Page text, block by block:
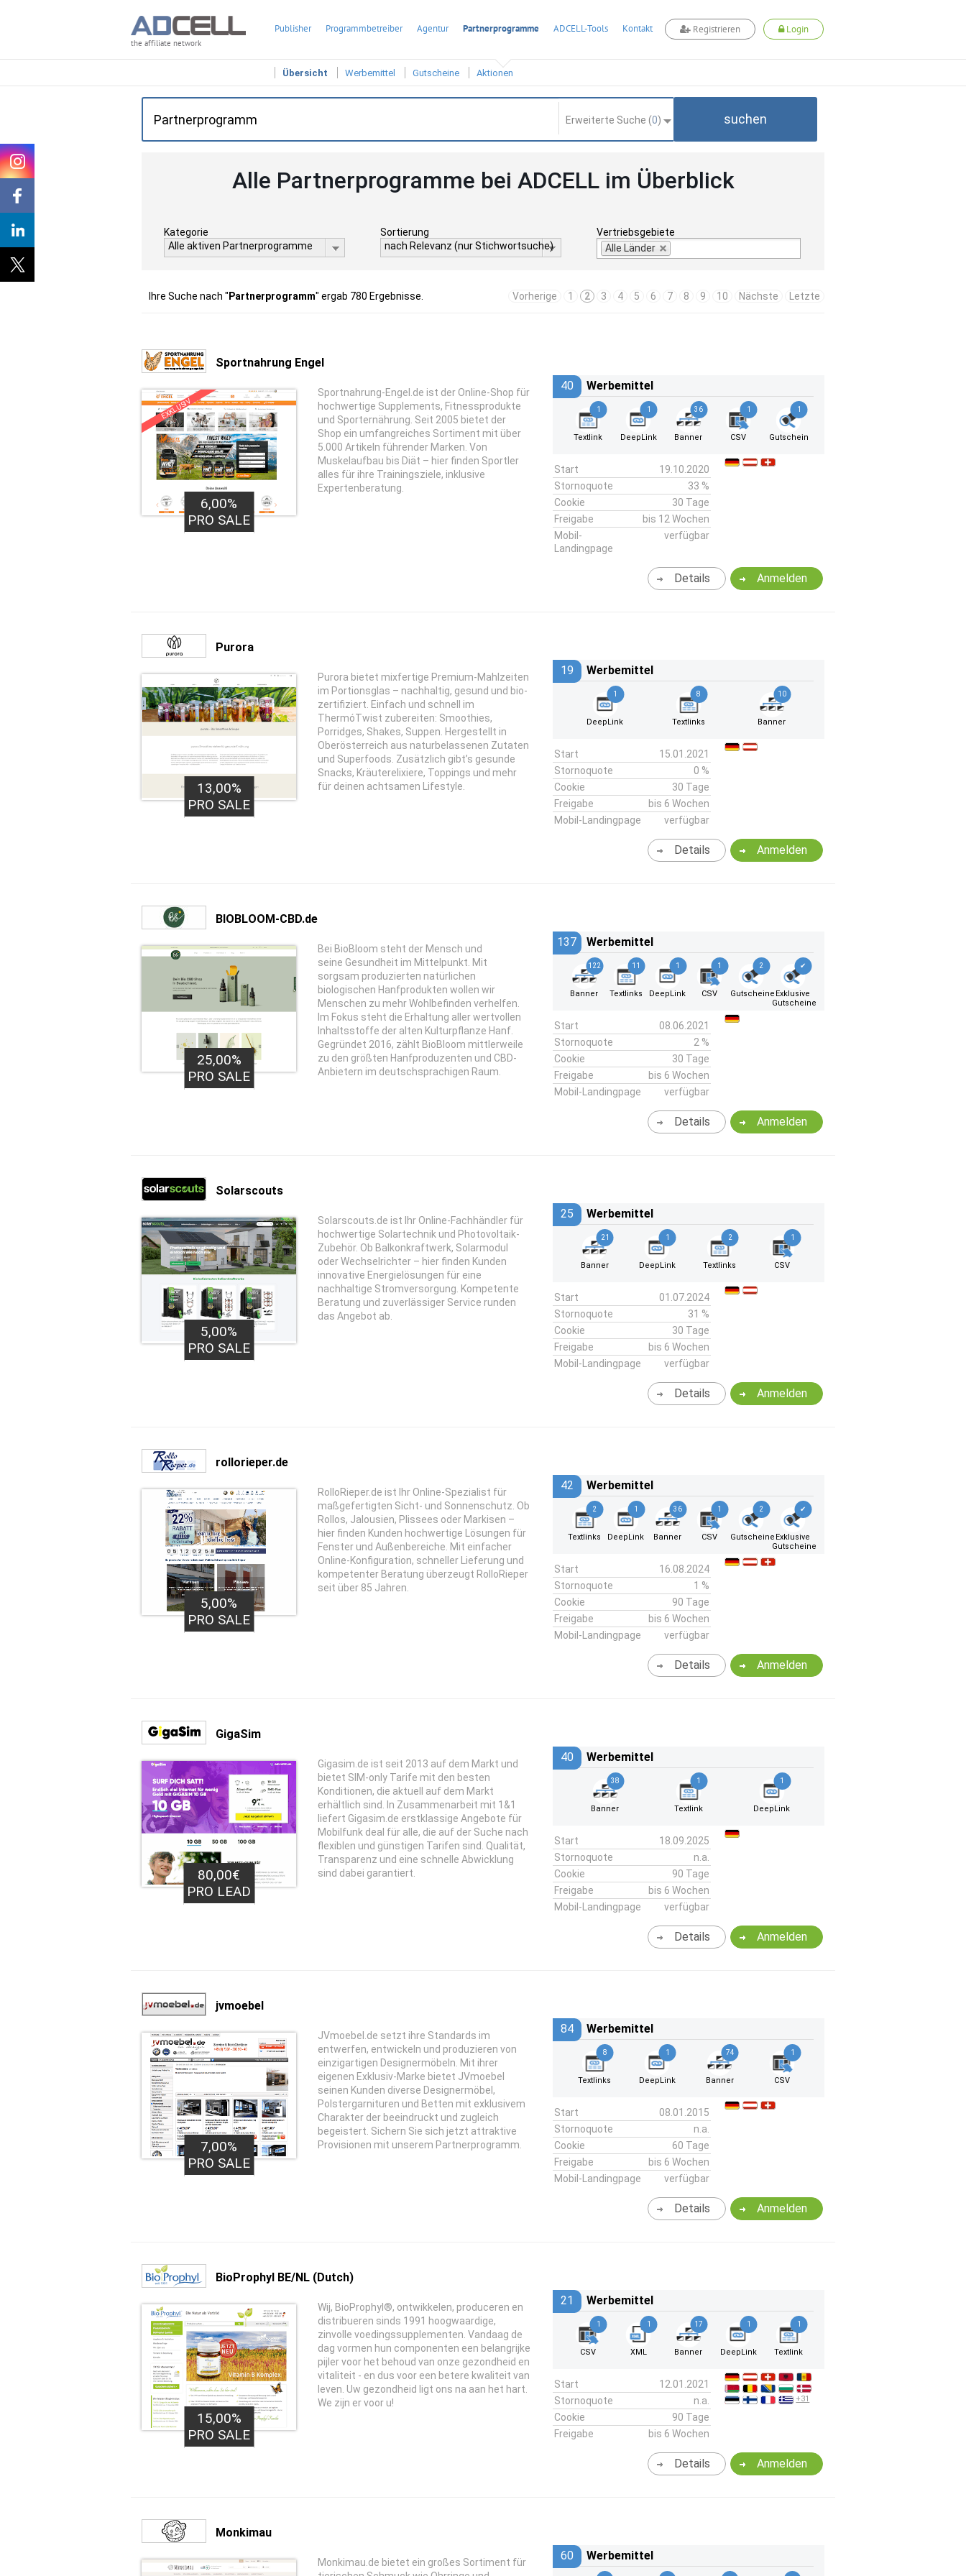
the affiliate network
Publisher Programmbetreiber Agentur Partnerprogramme ADCELL-Tools Kontakt Registrieren Login
Übersicht Werbemittel Gutscheine Aktionen
Erweiterte Suche (0) suchen
Alle Partnerprogramme bei ADCELL im Überblick
Kategorie
Alle aktiven Partnerprogramme
Sortierung
nach Relevanz (nur Stichwortsuche)
Vertriebsgebiete
Alle Länder
Ihre Suche nach " Partnerprogramm" ergab 780 Ergebnisse. Vorherige 1 2 3 4 5 6 7 8 9 10 Nächste Letzte
Sportnahrung Engel
EXKLUSIV
6,00%
PRO SALE
Sportnahrung-Engel.de ist der Online-Shop für
hochwertige Supplements, Fitnessprodukte
und Sporternährung. Seit 2005 bietet der
Shop ein umfangreiches Sortiment mit über
5.000 Artikeln führender Marken. Von
Muskelaufbau bis Diät – hier finden Sportler
alles für ihre Trainingsziele, inklusive
Expertenberatung.
40 Werbemittel
1
Textlink
1
DeepLink
36
Banner
1
CSV
1
Gutschein
Start
19.10.2020
Stornoquote
33 %
Cookie
30 Tage
Freigabe
bis 12 Wochen
Mobil-
Landingpage
verfügbar
Anmelden
Details
Purora
13,00%
PRO SALE
Purora bietet mixfertige Premium-Mahlzeiten
im Portionsglas – nachhaltig, gesund und bio-
zertifiziert. Einfach und schnell im
ThermóTwist zubereiten: Smoothies,
Porridges, Shakes, Suppen. Hergestellt in
Oberösterreich aus naturbelassenen Zutaten
und Superfoods. Zusätzlich gibt’s gesunde
Snacks, Kräuterelixiere, Toppings und mehr
für deinen achtsamen Lifestyle.
19 Werbemittel
1
DeepLink
8
Textlinks
10
Banner
Start
15.01.2021
Stornoquote
0 %
Cookie
30 Tage
Freigabe
bis 6 Wochen
Mobil-Landingpage
verfügbar
Anmelden
Details
BIOBLOOM-CBD.de
25,00%
PRO SALE
Bei BioBloom steht der Mensch und
seine Gesundheit im Mittelpunkt. Mit
sorgsam produzierten natürlichen
biologischen Hanfprodukten wollen wir
Menschen zu mehr Wohlbefinden verhelfen.
Im Fokus steht die Erhaltung aller wertvollen
Inhaltsstoffe der alten Kulturpflanze Hanf.
Gegründet 2016, zählt BioBloom mittlerweile
zu den größten Hanfproduzenten und CBD-
Anbietern im deutschsprachigen Raum.
137 Werbemittel
122
Banner
11
Textlinks
1
DeepLink
1
CSV
2
Gutscheine
✔
Exklusive
Gutscheine
Start
08.06.2021
Stornoquote
2 %
Cookie
30 Tage
Freigabe
bis 6 Wochen
Mobil-Landingpage
verfügbar
Anmelden
Details
Solarscouts
5,00%
PRO SALE
Solarscouts.de ist Ihr Online-Fachhändler für
hochwertige Solartechnik und Photovoltaik-
Zubehör. Ob Balkonkraftwerk, Solarmodul
oder Wechselrichter – hier finden Kunden
innovative Energielösungen für eine
nachhaltige Stromversorgung. Kompetente
Beratung und zuverlässiger Service runden
das Angebot ab.
25 Werbemittel
21
Banner
1
DeepLink
2
Textlinks
1
CSV
Start
01.07.2024
Stornoquote
31 %
Cookie
30 Tage
Freigabe
bis 6 Wochen
Mobil-Landingpage
verfügbar
Anmelden
Details
rollorieper.de
5,00%
PRO SALE
RolloRieper.de ist Ihr Online-Spezialist für
maßgefertigten Sicht- und Sonnenschutz. Ob
Rollos, Jalousien, Plissees oder Markisen –
hier finden Kunden hochwertige Lösungen für
Fenster und Außenbereiche. Mit einfacher
Online-Konfiguration, schneller Lieferung und
kompetenter Beratung überzeugt RolloRieper
seit über 85 Jahren.
42 Werbemittel
2
Textlinks
1
DeepLink
36
Banner
1
CSV
2
Gutscheine
✔
Exklusive
Gutscheine
Start
16.08.2024
Stornoquote
1 %
Cookie
90 Tage
Freigabe
bis 6 Wochen
Mobil-Landingpage
verfügbar
Anmelden
Details
GigaSim
80,00€
PRO LEAD
Gigasim.de ist seit 2013 auf dem Markt und
bietet SIM-only Tarife mit den besten
Konditionen, die aktuell auf dem Markt
erhältlich sind. In Zusammenarbeit mit 1&1
liefert Gigasim.de erstklassige Angebote für
Mobilfunk deal für alle, die auf der Suche nach
flexiblen und günstigen Tarifen sind. Qualität,
Transparenz und eine schnelle Abwicklung
sind dabei garantiert.
40 Werbemittel
38
Banner
1
Textlink
1
DeepLink
Start
18.09.2025
Stornoquote
n.a.
Cookie
90 Tage
Freigabe
bis 6 Wochen
Mobil-Landingpage
verfügbar
Anmelden
Details
jvmoebel
7,00%
PRO SALE
JVmoebel.de setzt ihre Standards im
entwerfen, entwickeln und produzieren von
einzigartigen Designermöbeln. Mit ihrer
eigenen Exklusiv-Marke bietet JVmoebel
seinen Kunden diverse Designermöbel,
Polstergarnituren und Betten mit exklusivem
Charakter der beeindruckt und zugleich
begeistert. Sichern Sie sich jetzt attraktive
Provisionen mit unserem Partnerprogramm.
84 Werbemittel
8
Textlinks
1
DeepLink
74
Banner
1
CSV
Start
08.01.2015
Stornoquote
n.a.
Cookie
60 Tage
Freigabe
bis 6 Wochen
Mobil-Landingpage
verfügbar
Anmelden
Details
BioProphyl BE/NL (Dutch)
15,00%
PRO SALE
Wij, BioProphyl®, ontwikkelen, produceren en
distribueren sinds 1991 hoogwaardige,
zinvolle voedingssupplementen. Vandaag de
dag vormen hun componenten een belangrijke
pijler voor het behoud van onze gezondheid en
vitaliteit - en dus voor een betere kwaliteit van
leven. Uw gezondheid ligt ons na aan het hart.
We zijn er voor u!
21 Werbemittel
1
CSV
1
XML
17
Banner
1
DeepLink
1
Textlink
Start
12.01.2021
Stornoquote
n.a.
Cookie
90 Tage
Freigabe
bis 6 Wochen
+31
Anmelden
Details
Monkimau
Monkimau.de bietet ein großes Sortiment für
60 Werbemittel